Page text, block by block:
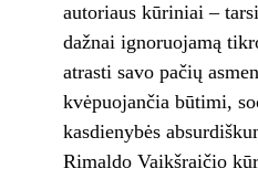
autoriaus kūriniai –
dažnai ignoruojamą
atrasti savo pačių
kvėpuojančia būtimi,
kasdienybės
Rimaldo Vaikšraičio